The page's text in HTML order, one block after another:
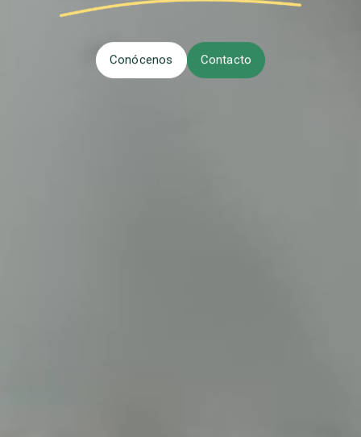
Conócenos Contacto